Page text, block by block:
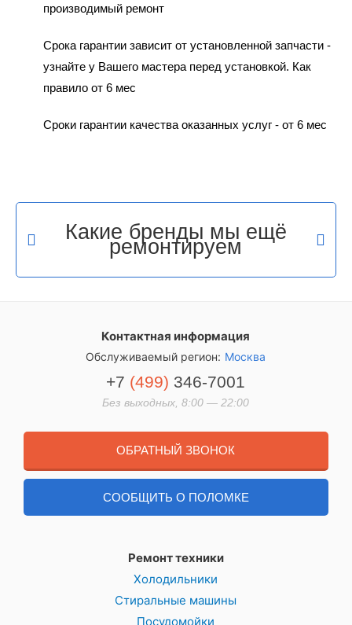
производимый ремонт
Срока гарантии зависит от установленной запчасти -
узнайте у Вашего мастера перед установкой. Как
правило от 6 мес
Сроки гарантии качества оказанных услуг - от 6 мес
Какие бренды мы ещё
ремонтируем
Контактная информация
Обслуживаемый регион: Москва
+7 (499) 346-7001
Без выходных, 8:00 — 22:00
ОБРАТНЫЙ ЗВОНОК
СООБЩИТЬ О ПОЛОМКЕ
Ремонт техники
Холодильники
Стиральные машины
Посудомойки